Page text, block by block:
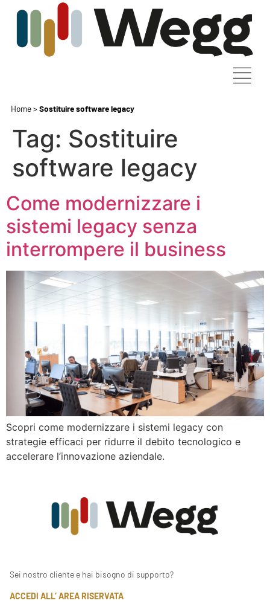
Home>Sostituire software legacy
Tag: Sostituire
software legacy
Come modernizzare i
sistemi legacy senza
interrompere il business
Scopri come modernizzare i sistemi legacy con
strategie efficaci per ridurre il debito tecnologico e
accelerare l’innovazione aziendale.
Sei nostro cliente e hai bisogno di supporto?
ACCEDI ALL’ AREA RISERVATA